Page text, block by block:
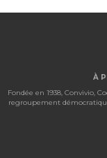
À
Fondée en 1938, Convivio,
regroupement